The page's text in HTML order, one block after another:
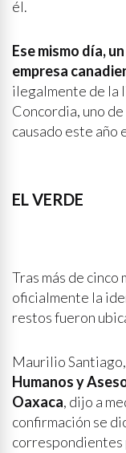
él.
Ese mismo día,
empresa
ilegalmente de la
Concordia, uno de
causado este año
EL VERDE
Tras más de cinco
oficialmente la
restos fueron
Maurilio
Humanos y
Oaxaca, dijo a
confirmación se
correspondientes